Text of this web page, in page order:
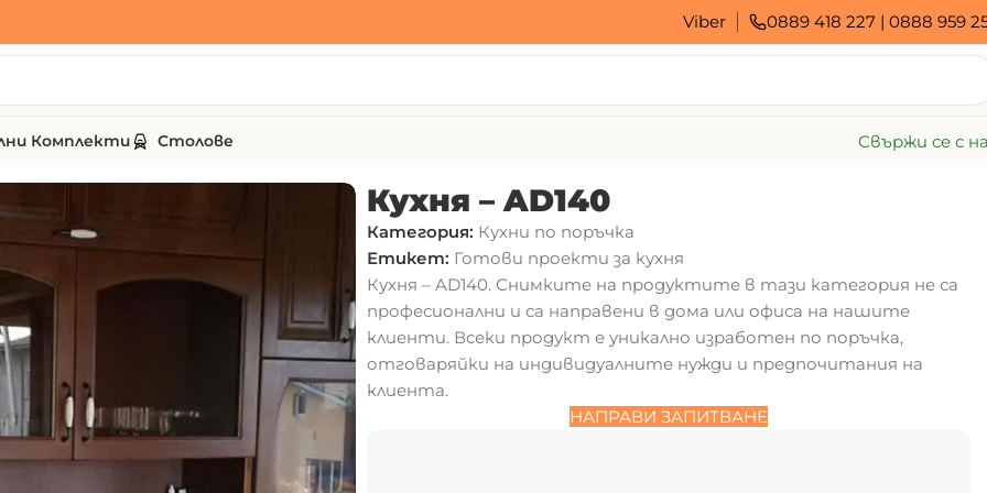
Viber 0889 418 227 | 0888 959
Комплекти Столове Свържи се с
Кухня – AD140
Категория: Кухни по поръчка
Етикет: Готови проекти за кухня
Кухня – AD140. Снимките на продуктите в тази категория не са
професионални и са направени в дома или офиса на нашите
клиенти. Всеки продукт е уникално изработен по поръчка,
отговаряйки на индивидуалните нужди и предпочитания на
клиента.
НАПРАВИ ЗАПИТВАНЕ